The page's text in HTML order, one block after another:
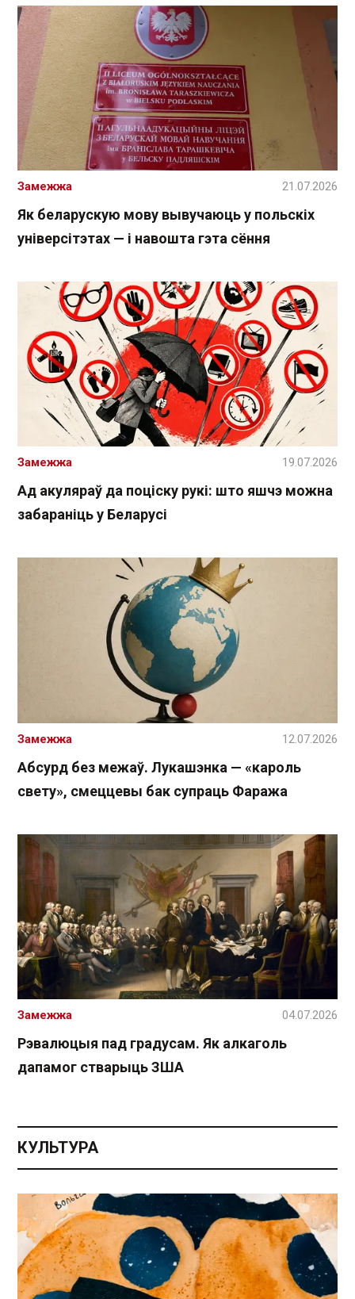
Як беларускую мову вывучаюць у польскіх
універсітэтах — і навошта гэта сёння
Замежжа 21.07.2026
Ад акуляраў да поціску рукі: што яшчэ можна
забараніць у Беларусі
Замежжа 19.07.2026
Абсурд без межаў. Лукашэнка — «кароль
свету», смеццевы бак супраць Фаража
Замежжа 12.07.2026
Рэвалюцыя пад градусам. Як алкаголь
дапамог стварыць ЗША
Замежжа 04.07.2026
КУЛЬТУРА